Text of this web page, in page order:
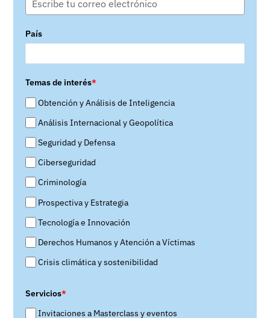
País
Temas de interés*
Obtención y Análisis de Inteligencia
Análisis Internacional y Geopolítica
Seguridad y Defensa
Ciberseguridad
Criminología
Prospectiva y Estrategia
Tecnología e Innovación
Derechos Humanos y Atención a Víctimas
Crisis climática y sostenibilidad
Servicios*
Invitaciones a Masterclass y eventos